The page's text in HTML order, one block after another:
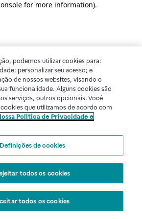
for more information).
podemos utilizar cookies para:
personalizar seu acesso; e
de nossos websites, visando o
funcionalidade. Alguns cookies são
serviços, outros opcionais. Você
que utilizamos de acordo com
Política de Privacidade e
Definições de cookies
todos os cookies
todos os cookies